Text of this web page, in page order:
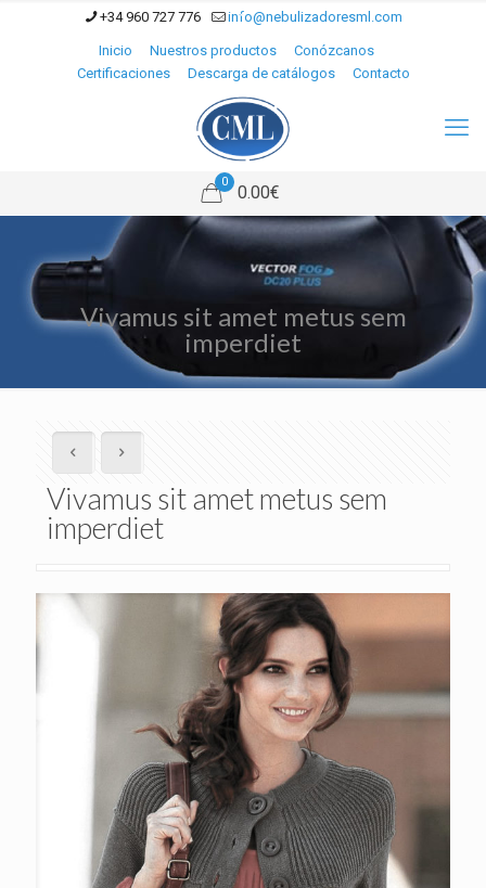
+34 960 727 776 info@nebulizadoresml.com
Inicio Nuestros productos
Conózcanos
Certificaciones
Descarga de catálogos Contacto
0
0.00€
Vivamus sit amet metus sem
imperdiet
Vivamus sit amet metus sem
imperdiet